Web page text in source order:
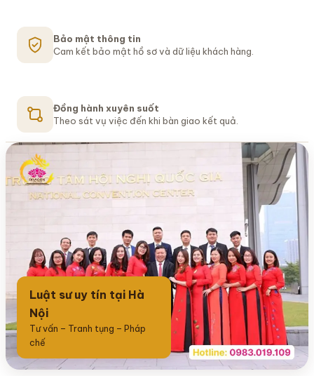
LUẬT SƯ TRANH TỤNG
ích hợp pháp
Tiếp nhận, đánh giá hồ sơ và xây dựng phương án xử lý
phù hợp cho từng vụ việc.
Gọi 0983 019 109
PHÁP CHẾ DOANH NGHIỆP
doanh nghiệp
Hỗ trợ hợp đồng, đầu tư, lao động, quản trị nội bộ và
giải quyết tranh chấp kinh doanh.
Đăng ký tư vấn doanh nghiệp
Gọi 0983 019 109
Bảo mật thông tin
Cam kết bảo mật hồ sơ và dữ liệu khách hàng.
Đồng hành xuyên suốt
Theo sát vụ việc đến khi bàn giao kết quả.
Luật sư uy tín tại Hà
Nội
Tư vấn – Tranh tụng – Pháp
chế